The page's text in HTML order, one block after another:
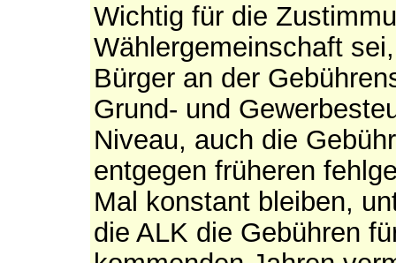
Wichtig für die
Wählergemeinschaft
Bürger an der
Grund- und
Niveau, auch die
entgegen früheren
Mal konstant bleiben,
die ALK die Gebühren